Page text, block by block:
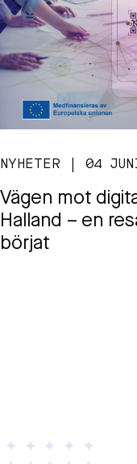
NYHETER | 04
Vägen mot
Halland – en
börjat